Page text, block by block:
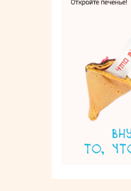
Крем для рук
THE SAEM
Нет